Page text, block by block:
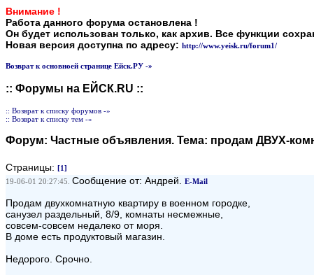
Внимание !
Работа данного форума остановлена !
Он будет использован только, как архив. Все функции
Новая версия доступна по адресу: http://www.yeisk.ru/forum1/
Возврат к основноей странице Ейск.РУ -»
:: Форумы на ЕЙСК.RU ::
:: Возврат к списку форумов -»
:: Возврат к списку тем -»
Форум: Частные объявления. Тема: продам ДВУХ-
Страницы: [1]
19-06-01 20:27:45. Сообщение от: Андрей. E-Mail
Продам двухкомнатную квартиру в военном городке,
санузел раздельный, 8/9, комнаты несмежные,
совсем-совсем недалеко от моря.
В доме есть продуктовый магазин.
Недорого. Срочно.